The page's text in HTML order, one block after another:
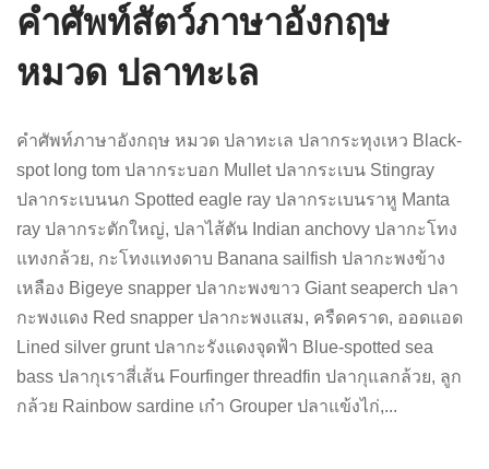
คำศัพท์สัตว์ภาษาอังกฤษ
หมวด ปลาทะเล
คำศัพท์ภาษาอังกฤษ หมวด ปลาทะเล ปลากระทุงเหว Black-
spot long tom ปลากระบอก Mullet ปลากระเบน Stingray
ปลากระเบนนก Spotted eagle ray ปลากระเบนราหู Manta
ray ปลากระตักใหญ่, ปลาไส้ตัน Indian anchovy ปลากะโทง
แทงกล้วย, กะโทงแทงดาบ Banana sailfish ปลากะพงข้าง
เหลือง Bigeye snapper ปลากะพงขาว Giant seaperch ปลา
กะพงแดง Red snapper ปลากะพงแสม, ครืดคราด, ออดแอด
Lined silver grunt ปลากะรังแดงจุดฟ้า Blue-spotted sea
bass ปลากุเราสี่เส้น Fourfinger threadfin ปลากุแลกล้วย, ลูก
กล้วย Rainbow sardine เก๋า Grouper ปลาแข้งไก่,...